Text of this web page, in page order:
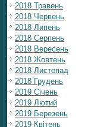
2018 Травень
2018 Червень
2018 Липень
2018 Серпень
2018 Вересень
2018 Жовтень
2018 Листопад
2018 Грудень
2019 Січень
2019 Лютий
2019 Березень
2019 Квітень